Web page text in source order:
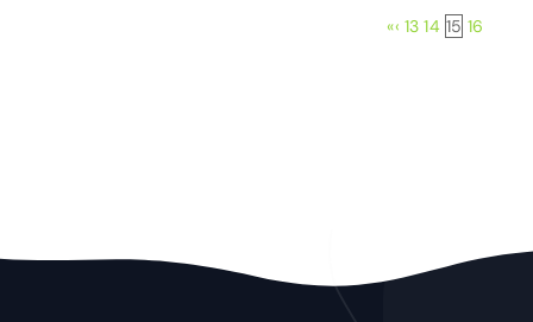
«‹ 13 14 15 16